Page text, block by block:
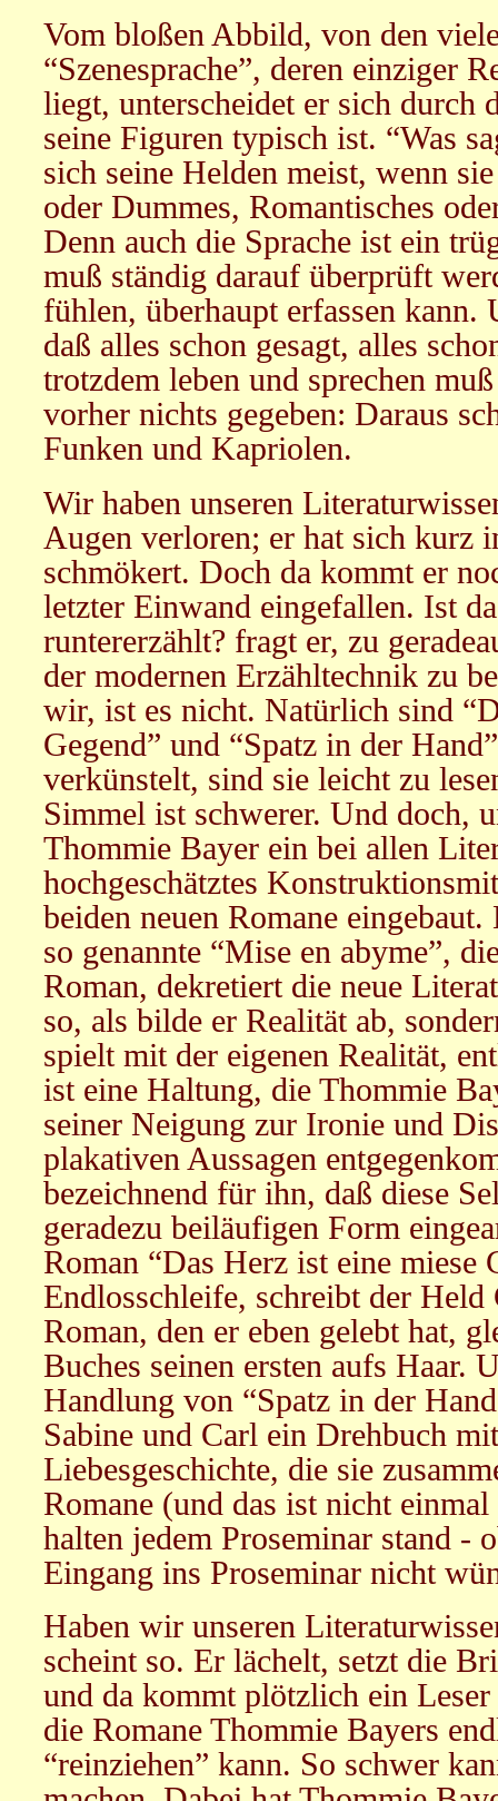
Vom bloßen Abbild, von den
“Szenesprache”, deren einziger
liegt, unterscheidet er sich durch
seine Figuren typisch ist. “Was
sich seine Helden meist, wenn
oder Dummes, Romantisches
Denn auch die Sprache ist ein
muß ständig darauf überprüft
fühlen, überhaupt erfassen kann.
daß alles schon gesagt, alles
trotzdem leben und sprechen
vorher nichts gegeben: Daraus
Funken und Kapriolen.
Wir haben unseren
Augen verloren; er hat sich kurz
schmökert. Doch da kommt er
letzter Einwand eingefallen. Ist
runtererzählt? fragt er, zu
der modernen Erzähltechnik zu
wir, ist es nicht. Natürlich sind
Gegend” und “Spatz in der
verkünstelt, sind sie leicht zu
Simmel ist schwerer. Und doch,
Thommie Bayer ein bei allen
hochgeschätztes
beiden neuen Romane
so genannte “Mise en abyme”,
Roman, dekretiert die neue
so, als bilde er Realität ab,
spielt mit der eigenen Realität,
ist eine Haltung, die Thommie
seiner Neigung zur Ironie und
plakativen Aussagen
bezeichnend für ihn, daß diese
geradezu beiläufigen Form
Roman “Das Herz ist eine miese
Endlosschleife, schreibt der
Roman, den er eben gelebt hat,
Buches seinen ersten aufs Haar.
Handlung von “Spatz in der
Sabine und Carl ein Drehbuch
Liebesgeschichte, die sie
Romane (und das ist nicht
halten jedem Proseminar stand -
Eingang ins Proseminar nicht
Haben wir unseren
scheint so. Er lächelt, setzt die
und da kommt plötzlich ein
die Romane Thommie Bayers
“reinziehen” kann. So schwer